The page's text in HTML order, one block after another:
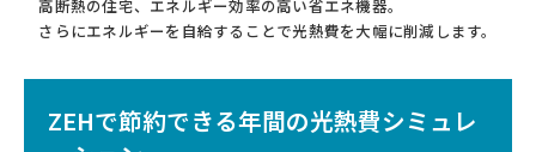
高断熱の住宅、エネルギー効率の高い省エネ機器。
さらにエネルギーを自給することで光熱費を大幅に削減します。
ZEHで節約できる年間の光熱費シミュレ